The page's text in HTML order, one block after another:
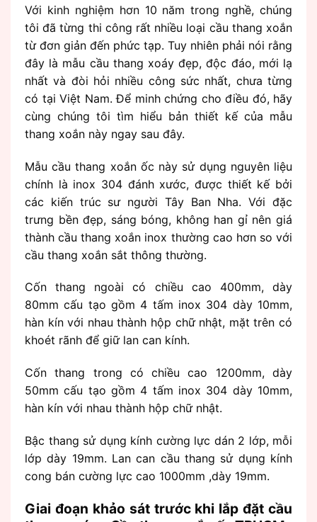
Với kinh nghiệm hơn 10 năm trong nghề, chúng
tôi đã từng thi công rất nhiều loại cầu thang xoắn
từ đơn giản đến phức tạp. Tuy nhiên phải nói rằng
đây là mẫu cầu thang xoáy đẹp, độc đáo, mới lạ
nhất và đòi hỏi nhiều công sức nhất, chưa từng
có tại Việt Nam. Để minh chứng cho điều đó, hãy
cùng chúng tôi tìm hiểu bản thiết kế của mẫu
thang xoắn này ngay sau đây.
Mẫu cầu thang xoắn ốc này sử dụng nguyên liệu
chính là inox 304 đánh xước, được thiết kế bởi
các kiến trúc sư người Tây Ban Nha. Với đặc
trưng bền đẹp, sáng bóng, không han gỉ nên giá
thành cầu thang xoắn inox thường cao hơn so với
cầu thang xoắn sắt thông thường.
Cốn thang ngoài có chiều cao 400mm, dày
80mm cấu tạo gồm 4 tấm inox 304 dày 10mm,
hàn kín với nhau thành hộp chữ nhật, mặt trên có
khoét rãnh để giữ lan can kính.
Cốn thang trong có chiều cao 1200mm, dày
50mm cấu tạo gồm 4 tấm inox 304 dày 10mm,
hàn kín với nhau thành hộp chữ nhật.
Bậc thang sử dụng kính cường lực dán 2 lớp, mỗi
lớp dày 19mm. Lan can cầu thang sử dụng kính
cong bán cường lực cao 1000mm ,dày 19mm.
Giai đoạn khảo sát trước khi lắp đặt cầu